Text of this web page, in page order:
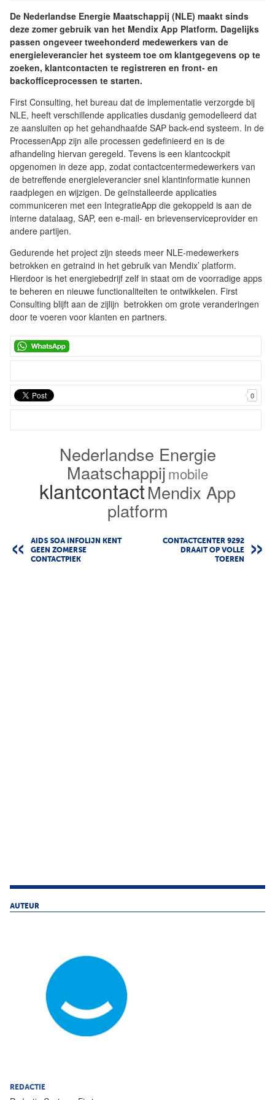
De Nederlandse Energie Maatschappij (NLE) maakt sinds
deze zomer gebruik van het Mendix App Platform. Dagelijks
passen ongeveer tweehonderd medewerkers van de
energieleverancier het systeem toe om klantgegevens op te
zoeken, klantcontacten te registreren en front- en
backofficeprocessen te starten.
First Consulting, het bureau dat de implementatie verzorgde bij
NLE, heeft verschillende applicaties dusdanig gemodelleerd dat
ze aansluiten op het gehandhaafde SAP back-end systeem. In de
ProcessenApp zijn alle processen gedefinieerd en is de
afhandeling hiervan geregeld. Tevens is een klantcockpit
opgenomen in deze app, zodat contactcentermedewerkers van
de betreffende energieleverancier snel klantinformatie kunnen
raadplegen en wijzigen. De geïnstalleerde applicaties
communiceren met een IntegratieApp die gekoppeld is aan de
interne datalaag, SAP, een e-mail- en brievenserviceprovider en
andere partijen.
Gedurende het project zijn steeds meer NLE-medewerkers
betrokken en getraind in het gebruik van Mendix’ platform.
Hierdoor is het energiebedrijf zelf in staat om de voorradige apps
te beheren en nieuwe functionaliteiten te ontwikkelen. First
Consulting blijft aan de zijlijn betrokken om grote veranderingen
door te voeren voor klanten en partners.
0
Nederlandse Energie
Maatschappijmobile
klantcontactMendix App
platform
AIDS SOA INFOLIJN KENT
GEEN ZOMERSE
CONTACTPIEK
CONTACTCENTER 9292
DRAAIT OP VOLLE
TOEREN
AUTEUR
REDACTIE